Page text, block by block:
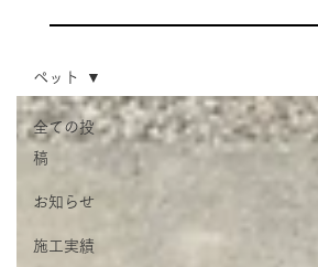
全ての投
稿
お知らせ
施工実績
ペット